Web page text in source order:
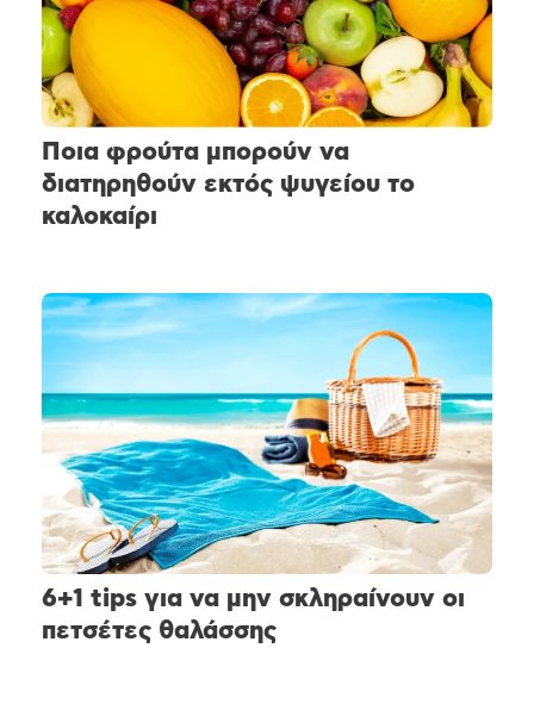
Ποια φρούτα μπορούν να
διατηρηθούν εκτός ψυγείου το
καλοκαίρι
6+1 tips για να μην σκληραίνουν οι
πετσέτες θαλάσσης